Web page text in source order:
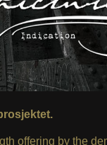
offering by the